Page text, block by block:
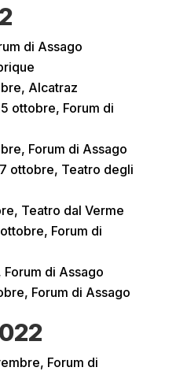
di Assago
Alcatraz
ottobre, Forum di
Forum di Assago
ottobre, Teatro degli
Teatro dal Verme
Forum di
di Assago
Forum di Assago
Forum di